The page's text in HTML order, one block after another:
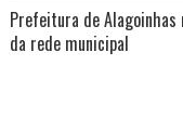
Prefeitura de
da rede municipal